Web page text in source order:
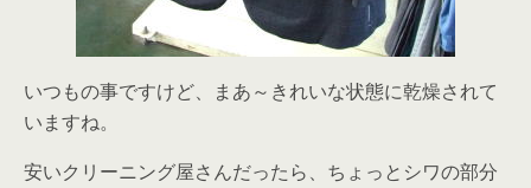
いつもの事ですけど、まあ～きれいな状態に乾燥されて
いますね。
安いクリーニング屋さんだったら、ちょっとシワの部分